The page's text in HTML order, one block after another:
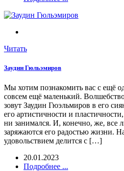
Читать
Заудин Гюльэмиров
Мы хотим познакомить вас с ещё
совсем ещё маленький.
зовут Заудин Гюэльмиров в его
его артистичности и
ни занимался. И, конечно, же, все
заряжаются его радостью жизни.
удовольствием делится с […]
20.01.2023
Подробнее ...